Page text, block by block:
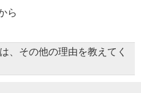
ら
、その他の理由を教えてく